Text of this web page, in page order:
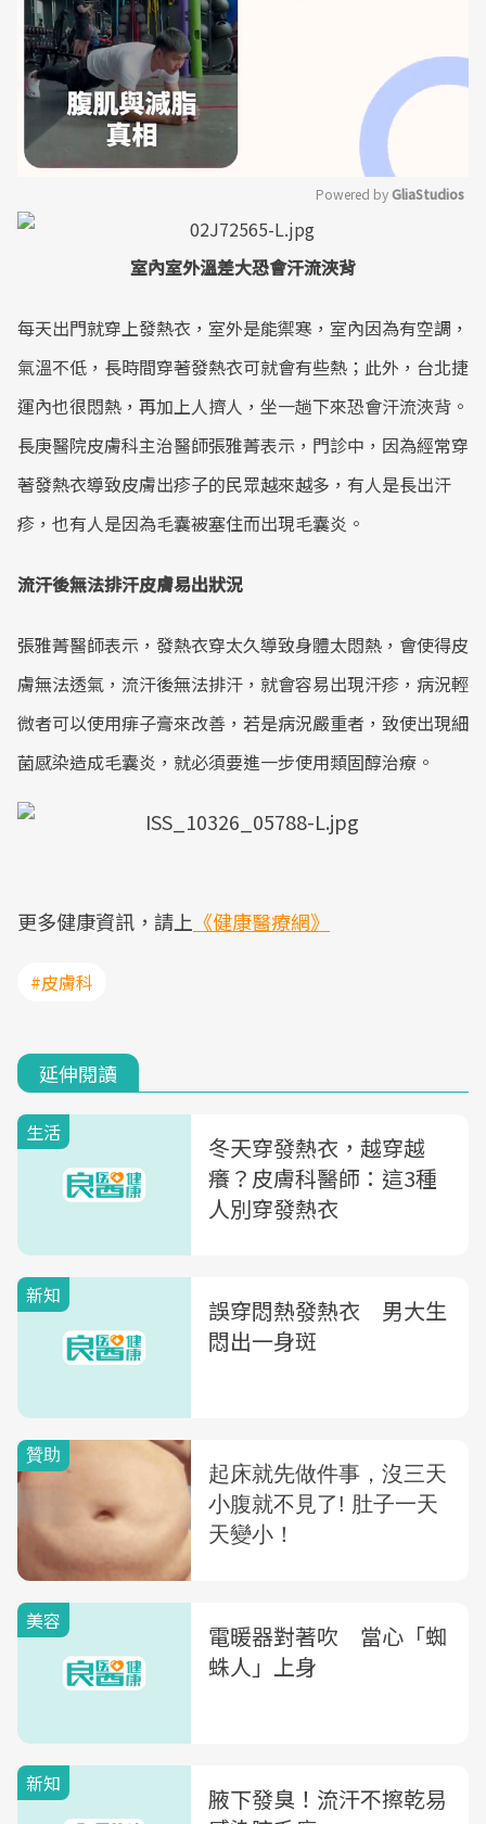
Powered by GliaStudios
室內室外溫差大恐會汗流浹背
每天出門就穿上發熱衣，室外是能禦寒，室內因為有空調，
氣溫不低，長時間穿著發熱衣可就會有些熱；此外，台北捷
運內也很悶熱，再加上人擠人，坐一趟下來恐會汗流浹背。
長庚醫院皮膚科主治醫師張雅菁表示，門診中，因為經常穿
著發熱衣導致皮膚出疹子的民眾越來越多，有人是長出汗
疹，也有人是因為毛囊被塞住而出現毛囊炎。
流汗後無法排汗皮膚易出狀況
張雅菁醫師表示，發熱衣穿太久導致身體太悶熱，會使得皮
膚無法透氣，流汗後無法排汗，就會容易出現汗疹，病況輕
微者可以使用痱子膏來改善，若是病況嚴重者，致使出現細
菌感染造成毛囊炎，就必須要進一步使用類固醇治療。
更多健康資訊，請上 《健康醫療網》
#皮膚科
延伸閱讀
生活
冬天穿發熱衣，越穿越
癢？皮膚科醫師：這3種
人別穿發熱衣
新知
誤穿悶熱發熱衣 男大生
悶出一身斑
美容
電暖器對著吹 當心「蜘
蛛人」上身
新知
腋下發臭！流汗不擦乾易